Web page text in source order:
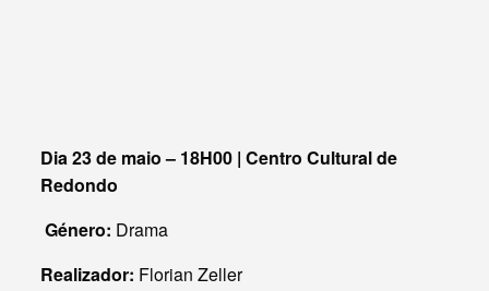
Dia 23 de maio – 18H00 | Centro Cultural de
Redondo
Género: Drama
Realizador: Florian Zeller